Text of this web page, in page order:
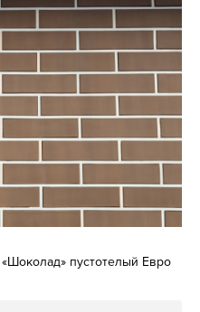
пустотелый Евро